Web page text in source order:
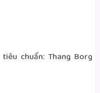
chuẩn: Thang Borg